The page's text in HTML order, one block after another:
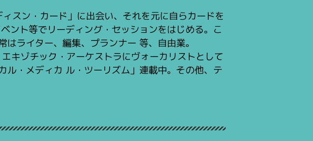
スン・カード」に出会い、それを元に自らカードを
ント等でリーディング・セッションをはじめる。こ
ライター、編集、プランナー 等、自由業。
キゾチック・アーケストラにヴォーカリストとして
・メディカ ル・ツーリズム」連載中。その他、テ